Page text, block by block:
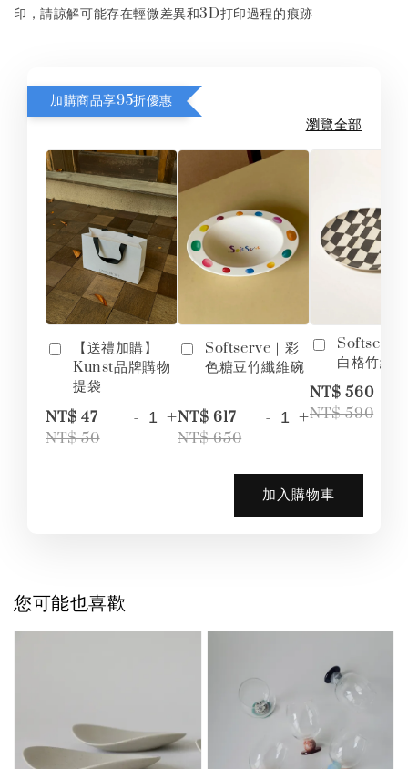
印，請諒解可能存在輕微差異和3D打印過程的痕跡
加購商品享95折優惠
瀏覽全部
【送禮加購】
Kunst品牌購物
提袋
NT$ 47
NT$ 50
- +
Softserve｜彩
色糖豆竹纖維碗
NT$ 617
NT$ 650
- +
Softserve
白格竹纖
NT$ 560
NT$ 590
加入購物車
您可能也喜歡